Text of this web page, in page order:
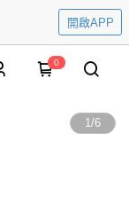
開啟APP
0
1/6